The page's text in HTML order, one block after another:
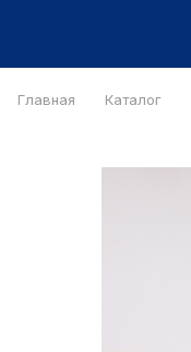
Главная Каталог